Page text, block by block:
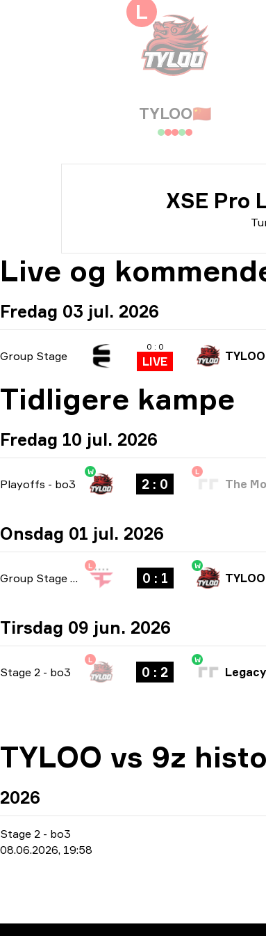
L
TYLOO🇨🇳
XSE Pro
Live og
Fredag 03 jul. 2026
Group Stage
0 : 0
LIVE TYLOO
Tidligere kampe
Fredag 10 jul. 2026
Playoffs - bo3
W
2 : 0
L
The
Onsdag 01 jul. 2026
Group Stage bo1
L
0 : 1
W
TYLOO
Tirsdag 09 jun. 2026
Stage 2 - bo3
L
0 : 2
W
Legacy
TYLOO vs 9z
2026
Stage 2 - bo3
08.06.2026, 19:58